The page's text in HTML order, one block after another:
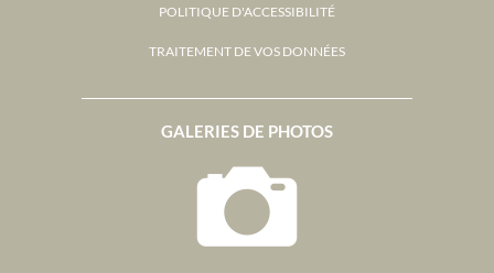
GALERIES DE PHOTOS
POLITIQUE D'ACCESSIBILITÉ
TRAITEMENT DE VOS DONNÉES